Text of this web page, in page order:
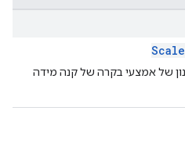
של אמצעי בקרה של קנה מידה